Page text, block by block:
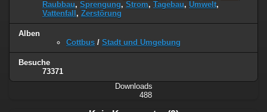
Raubbau, Sprengung, Strom, Tagebau, Umwelt,
Vattenfall , Zerstörung
Alben
Cottbus / Stadt und Umgebung
Besuche
73371
Downloads
488